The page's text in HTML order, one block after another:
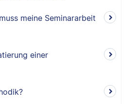
meine Seminararbeit
einer